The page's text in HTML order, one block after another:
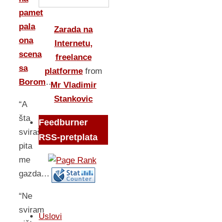
pamet
pala
ona
scena
sa
Borom…
“A
šta
sviraš?”-
pita
me
gazda…
“Ne
sviram
Zarada na
Internetu,
freelance
platforme from
Mr Vladimir
Stankovic
Feedburner
RSS-pretplata
Uslovi